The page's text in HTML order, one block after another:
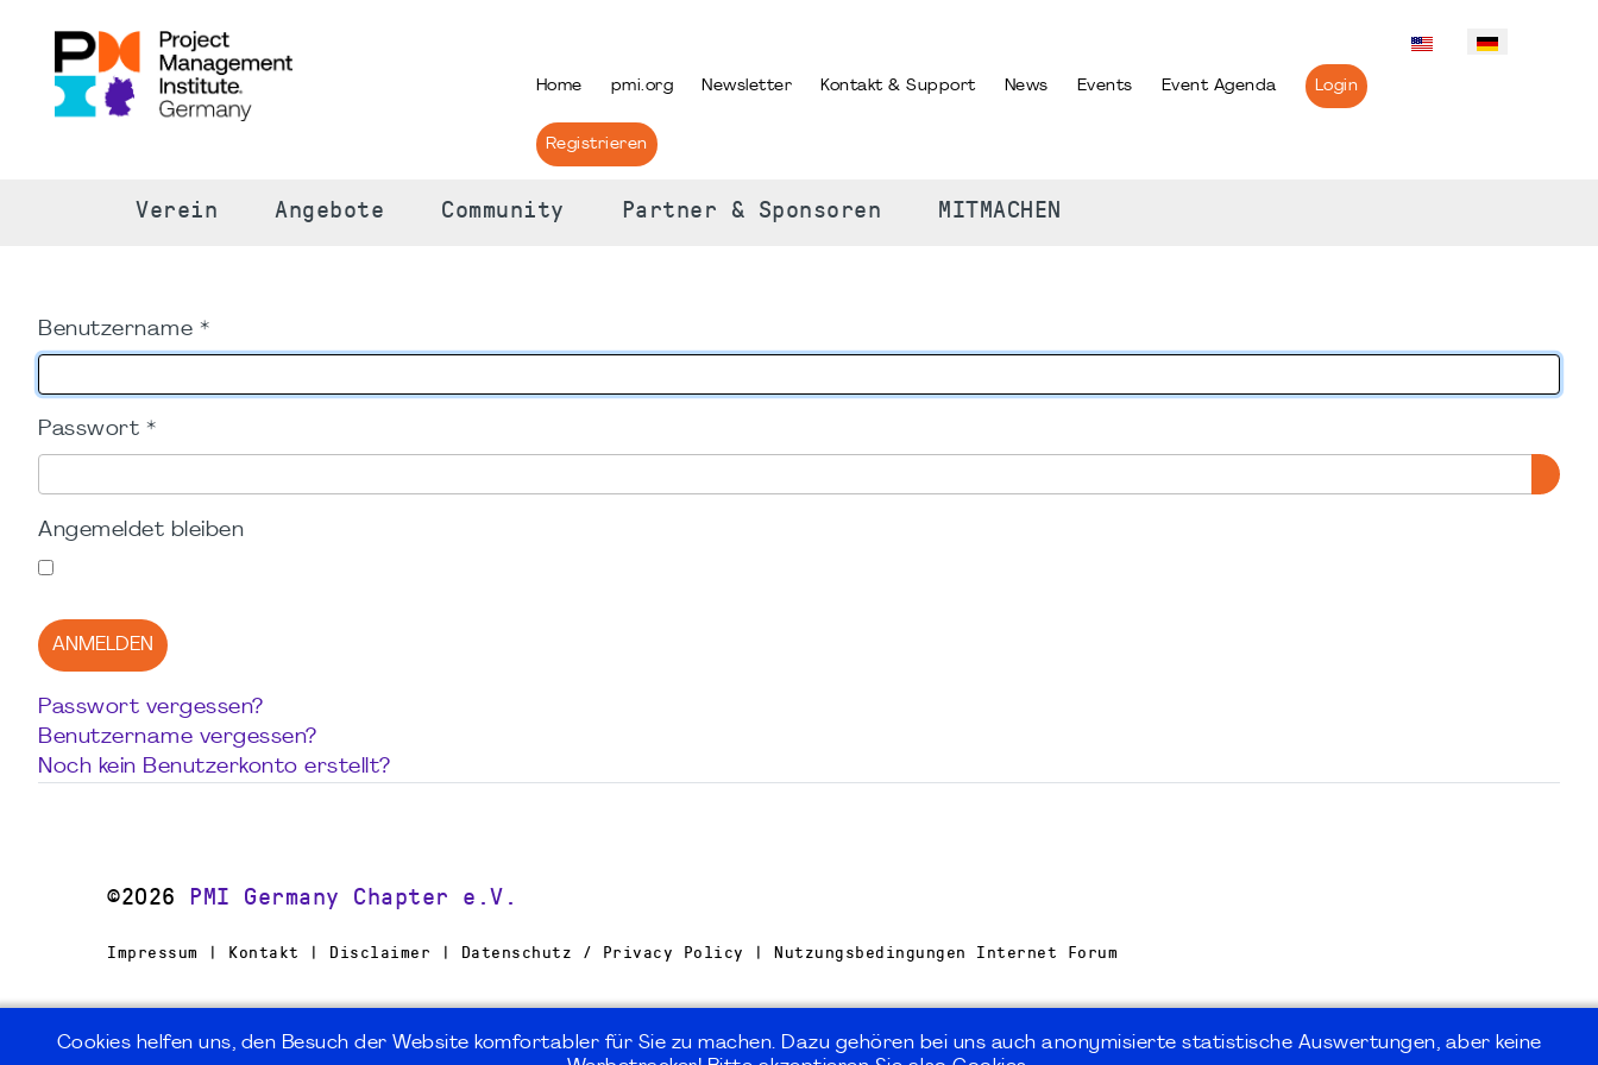
Home pmi.org Newsletter Kontakt & Support News Events Event Agenda Login
Registrieren
Verein Angebote Community Partner & Sponsoren MITMACHEN
Benutzername *
Passwort *
Angemeldet bleiben
ANMELDEN
Passwort vergessen?
Benutzername vergessen?
Noch kein Benutzerkonto erstellt?
©2026 PMI Germany Chapter e.V.
Impressum | Kontakt | Disclaimer | Datenschutz / Privacy Policy | Nutzungsbedingungen Internet Forum
Cookies helfen uns, den Besuch der Website komfortabler für Sie zu machen. Dazu gehören bei uns auch anonymisierte statistische Auswertungen, aber keine